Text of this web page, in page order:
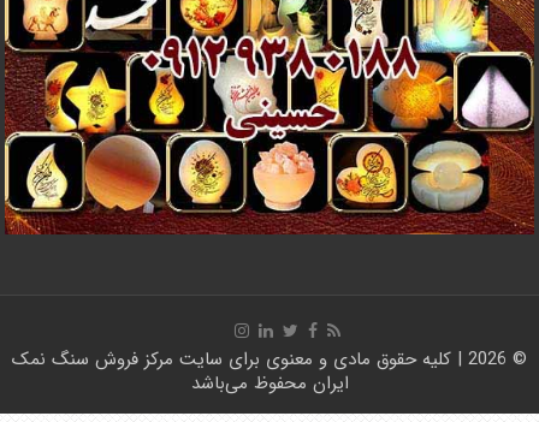
© 2026 | کلیه حقوق مادی و معنوی برای سایت
مرکز فروش سنگ نمک
ایرانمحفوظ می‌باشد